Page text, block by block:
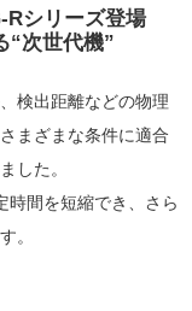
Rシリーズ登場
“次世代機”
検出距離などの物理
まざまな条件に適合
した。
時間を短縮でき、さら
。